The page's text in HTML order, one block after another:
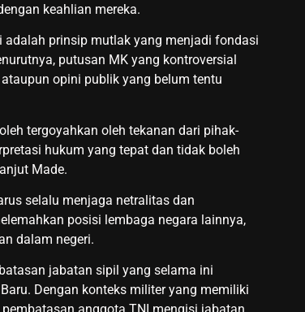
keahlian mereka.
prinsip mutlak yang menjadi fondasi
putusan MK yang kontroversial
opini publik yang belum tentu
tergoyahkan oleh tekanan dari pihak-
hukum yang tepat dan tidak boleh
Made.
selalu menjaga netralitas dan
posisi lembaga negara lainnya,
dalam negeri.
jabatan sipil yang selama ini
Dengan konteks militer yang memiliki